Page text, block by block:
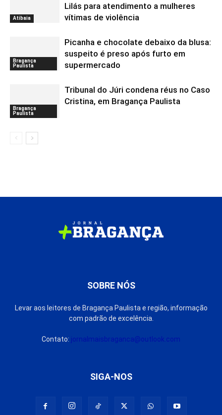
Atibaia
Lilás para atendimento a mulheres
vítimas de violência
Bragança
Paulista
Picanha e chocolate debaixo da blusa:
suspeito é preso após furto em
supermercado
Bragança
Paulista
Tribunal do Júri condena réus no Caso
Cristina, em Bragança Paulista
SOBRE NÓS
Levar aos leitores de Bragança Paulista e região, informação
com padrão de excelência.
Contato: jornalmaisbraganca@outlook.com
SIGA-NOS